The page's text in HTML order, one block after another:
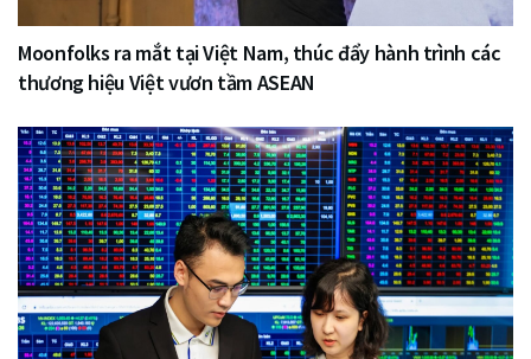
Moonfolks ra mắt tại Việt Nam, thúc đẩy hành trình các
thương hiệu Việt vươn tầm ASEAN